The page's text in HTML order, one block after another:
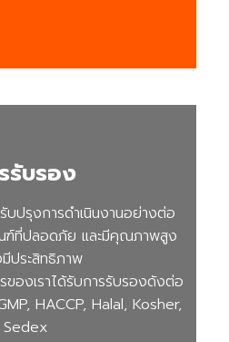
รับรอง
ปรุงการดำเนินงานอย่างต่อ
ฑ์ที่ปลอดภัย และมีคุณภาพสูง
ประสิทธิภาพ
ของเราได้รับการรับรองดังต่อ
HACCP, Halal, Kosher,
Sedex